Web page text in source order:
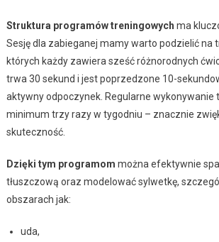
Struktura programów treningowych ma
Sesję dla zabieganej mamy warto podzielić na
których każdy zawiera sześć różnorodnych
trwa 30 sekund i jest poprzedzone 10-
aktywny odpoczynek. Regularne wykonywanie
minimum trzy razy w tygodniu – znacznie
skuteczność.
Dzięki tym programom można efektywnie
tłuszczową oraz modelować sylwetkę,
obszarach jak:
uda,